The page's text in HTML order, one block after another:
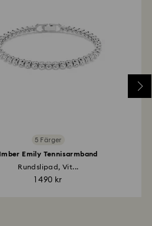
5 Färger
Imber Emily Tennisarmband
Rundslipad, Vit...
1 490 kr